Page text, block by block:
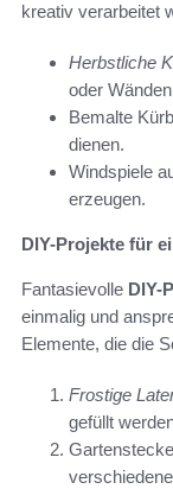
kreativ verarbeitet
Herbstliche
oder
Bemalte
dienen.
Windspiele
erzeugen.
DIY-Projekte für
Fantasievolle DIY-
einmalig und
Elemente, die die
Frostige
gefüllt